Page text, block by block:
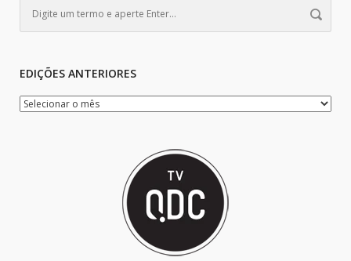
EDIÇÕES ANTERIORES